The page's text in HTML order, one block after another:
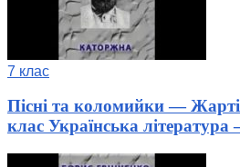
7 клас
Пісні та коломийки —
клас Українська